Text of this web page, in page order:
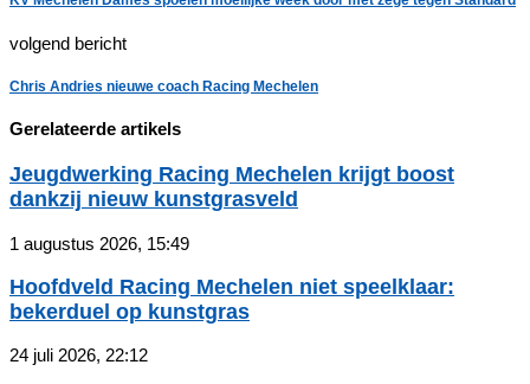
volgend bericht
Chris Andries nieuwe coach Racing Mechelen
Gerelateerde artikels
Jeugdwerking Racing Mechelen krijgt boost
dankzij nieuw kunstgrasveld
1 augustus 2026, 15:49
Hoofdveld Racing Mechelen niet speelklaar:
bekerduel op kunstgras
24 juli 2026, 22:12